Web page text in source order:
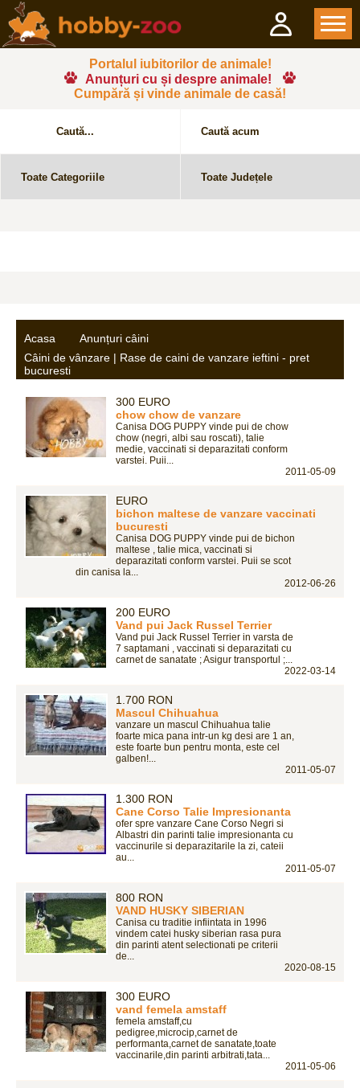
Portalul iubitorilor de animale!
Anunțuri cu și despre animale!
Cumpără și vinde animale de casă!
Acasa
Anunțuri câini
Câini de vânzare | Rase de caini de vanzare ieftini - pret
bucuresti
300 EURO
chow chow de vanzare
Canisa DOG PUPPY vinde pui de chow
chow (negri, albi sau roscati), talie
medie, vaccinati si deparazitati conform
varstei. Puii...
2011-05-09
EURO
bichon maltese de vanzare vaccinati
bucuresti
Canisa DOG PUPPY vinde pui de bichon
maltese , talie mica, vaccinati si
deparazitati conform varstei. Puii se scot
din canisa la...
2012-06-26
200 EURO
Vand pui Jack Russel Terrier
Vand pui Jack Russel Terrier in varsta de
7 saptamani , vaccinati si deparazitati cu
carnet de sanatate ; Asigur transportul ;...
2022-03-14
1.700 RON
Mascul Chihuahua
vanzare un mascul Chihuahua talie
foarte mica pana intr-un kg desi are 1 an,
este foarte bun pentru monta, este cel
galben!...
2011-05-07
1.300 RON
Cane Corso Talie Impresionanta
ofer spre vanzare Cane Corso Negri si
Albastri din parinti talie impresionanta cu
vaccinurile si deparazitarile la zi, cateii
au...
2011-05-07
800 RON
VAND HUSKY SIBERIAN
Canisa cu traditie infiintata in 1996
vindem catei husky siberian rasa pura
din parinti atent selectionati pe criterii
de...
2020-08-15
300 EURO
vand femela amstaff
femela amstaff,cu
pedigree,microcip,carnet de
performanta,carnet de sanatate,toate
vaccinarile,din parinti arbitrati,tata...
2011-05-06